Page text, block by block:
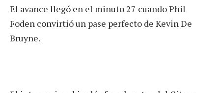
El avance llegó en el minuto 27 cuando Phil
Foden convirtió un pase perfecto de Kevin De
Bruyne.